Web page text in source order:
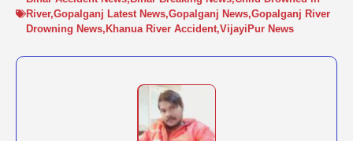
River,Gopalganj Latest News,Gopalganj News,Gopalganj River
Drowning News,Khanua River Accident,VijayiPur News